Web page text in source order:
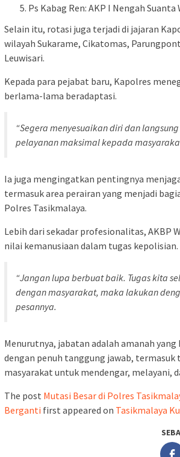
Ps Kabag Ren: AKP I Nengah Suanta
Selain itu, rotasi juga terjadi di jajaran
wilayah Sukarame, Cikatomas,
Leuwisari.
Kepada para pejabat baru, Kapolres
berlama-lama beradaptasi.
“Segera menyesuaikan diri dan
pelayanan maksimal kepada
Ia juga mengingatkan pentingnya
termasuk area perairan yang menjadi
Polres Tasikmalaya.
Lebih dari sekadar profesionalitas, AKBP
nilai kemanusiaan dalam tugas kepolisian.
“Jangan lupa berbuat baik. Tugas kita
dengan masyarakat, maka lakukan
pesannya.
Menurutnya, jabatan adalah amanah yang
dengan penuh tanggung jawab, termasuk
masyarakat untuk mendengar, melayani,
The post Mutasi Besar di Polres
Berganti first appeared on Tasikmalaya Ku